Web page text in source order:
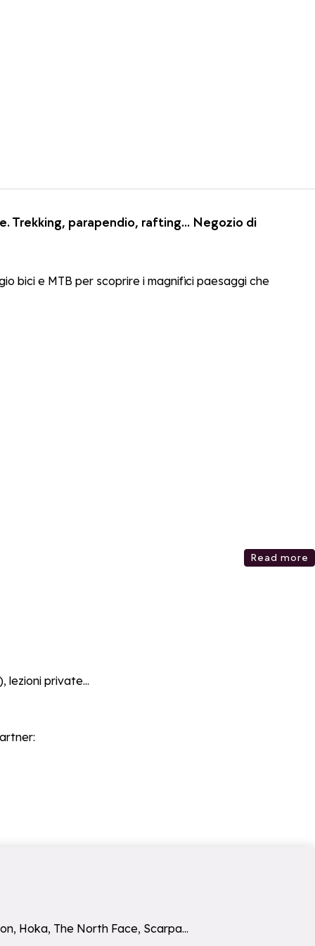
Trekking, parapendio, rafting... Negozio di
bici e MTB per scoprire i magnifici paesaggi che
lezioni private...
Hoka, The North Face, Scarpa...
Read more